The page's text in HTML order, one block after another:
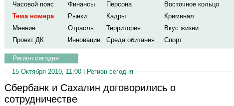
Часовой пояс
Финансы Персона
Восточное кольцо
Тема номера
Рынки Кадры
Криминал
Мнение
Отрасль Территория
Вкус жизни
Проект ДК
Инновации Среда обитания Спорт
Регион сегодня
15 Октября 2010, 11:00 | Регион сегодня
Сбербанк и Сахалин договорились о
сотрудничестве